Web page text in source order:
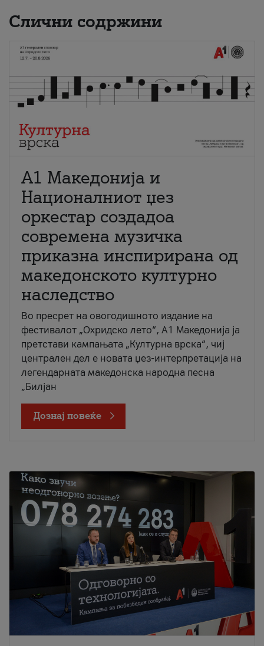
Слични содржини
А1 Македонија и
Националниот џез
оркестар создадоа
современа музичка
приказна инспирирана од
македонското културно
наследство
Во пресрет на овогодишното издание на
фестивалот „Охридско лето“, А1 Македонија ја
претстави кампањата „Културна врска“, чиј
централен дел е новата џез-интерпретација на
легендарната македонска народна песна
„Билјан
Дознај повеќе